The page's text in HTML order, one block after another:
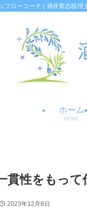
フローコーチ | 酒井寛志税理
ホーム
HOME
貫性をもって
2023年12月8日